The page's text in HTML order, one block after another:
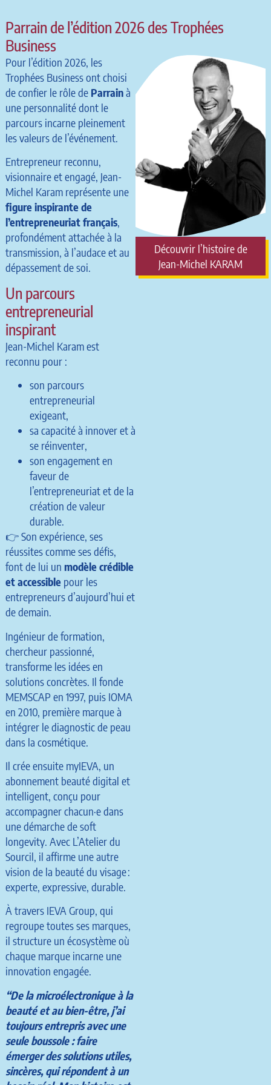
Parrain de l’édition 2026 des Trophées
Business
Pour l’édition 2026, les
Trophées Business ont choisi
de confier le rôle de Parrainà
une personnalité dont le
parcours incarne pleinement
les valeurs de l’événement.
Entrepreneur reconnu,
visionnaire et engagé, Jean-
Michel Karam représente une
figure inspirante de
l’entrepreneuriat français,
profondément attachée à la
transmission, à l’audace et au
dépassement de soi.
Un parcours
entrepreneurial
inspirant
Jean-Michel Karam est
reconnu pour :
son parcours
entrepreneurial
exigeant,
sa capacité à innover et à
se réinventer,
son engagement en
faveur de
l’entrepreneuriat et de la
création de valeur
durable.
👉 Son expérience, ses
réussites comme ses défis,
font de lui un modèle crédible
et accessiblepour les
entrepreneurs d’aujourd’hui et
de demain.
Ingénieur de formation,
chercheur passionné,
transforme les idées en
solutions concrètes. Il fonde
MEMSCAP en 1997, puis IOMA
en 2010, première marque à
intégrer le diagnostic de peau
dans la cosmétique.
Il crée ensuite myIEVA, un
abonnement beauté digital et
intelligent, conçu pour
accompagner chacun·e dans
une démarche de soft
longevity. Avec L’Atelier du
Sourcil, il affirme une autre
vision de la beauté du visage :
experte, expressive, durable.
À travers IEVA Group, qui
regroupe toutes ses marques,
il structure un écosystème où
chaque marque incarne une
innovation engagée.
“De la microélectronique à la
beauté et au bien-être, j’ai
toujours entrepris avec une
seule boussole : faire
émerger des solutions utiles,
sincères, qui répondent à un
Découvrir l’histoire de
Jean-Michel KARAM